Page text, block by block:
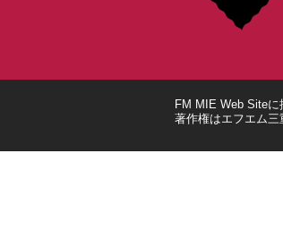
FM MIE Web Siteに
著作権はエフエム三